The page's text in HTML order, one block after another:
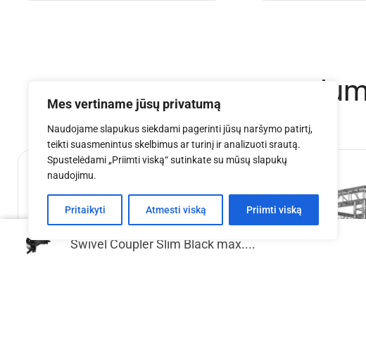
Mes vertiname jūsų privatumą
Naudojame slapukus siekdami pagerinti jūsų naršymo patirtį,
teikti suasmenintus skelbimus ar turinį ir analizuoti srautą.
Spustelėdami „Priimti viską“ sutinkate su mūsų slapukų
naudojimu.
Pritaikyti Atmesti viską Priimti viską
Swivel Coupler Slim Black max....